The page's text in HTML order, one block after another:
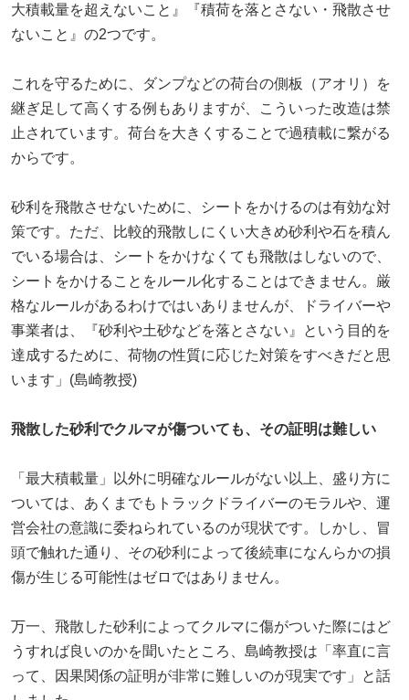
大積載量を超えないこと』『積荷を落とさない・飛散させ
ないこと』の2つです。
これを守るために、ダンプなどの荷台の側板（アオリ）を
継ぎ足して高くする例もありますが、こういった改造は禁
止されています。荷台を大きくすることで過積載に繋がる
からです。
砂利を飛散させないために、シートをかけるのは有効な対
策です。ただ、比較的飛散しにくい大きめ砂利や石を積ん
でいる場合は、シートをかけなくても飛散はしないので、
シートをかけることをルール化することはできません。厳
格なルールがあるわけではいありませんが、ドライバーや
事業者は、『砂利や土砂などを落とさない』という目的を
達成するために、荷物の性質に応じた対策をすべきだと思
います」(島崎教授)
飛散した砂利でクルマが傷ついても、その証明は難しい
「最大積載量」以外に明確なルールがない以上、盛り方に
ついては、あくまでもトラックドライバーのモラルや、運
営会社の意識に委ねられているのが現状です。しかし、冒
頭で触れた通り、その砂利によって後続車になんらかの損
傷が生じる可能性はゼロではありません。
万一、飛散した砂利によってクルマに傷がついた際にはど
うすれば良いのかを聞いたところ、島崎教授は「率直に言
って、因果関係の証明が非常に難しいのが現実です」と話